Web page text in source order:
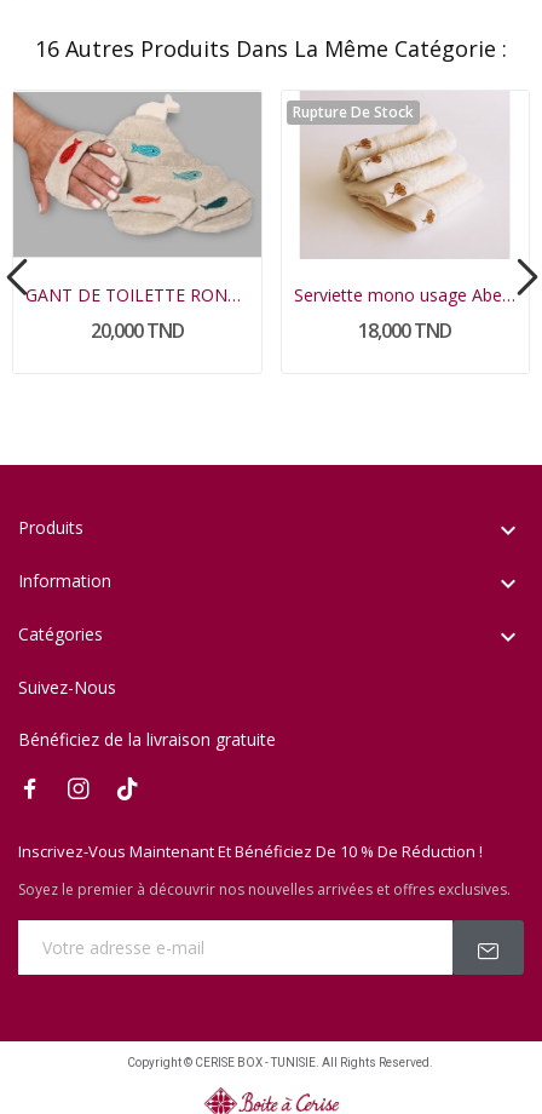
16 Autres Produits Dans La Même Catégorie :
GANT DE TOILETTE ROND HWITET AVEC SAVON
20,000 TND
Rupture De Stock
Serviette mono usage Abeille
18,000 TND
Produits 
Information 
Catégories 
Suivez-Nous
Bénéficiez de la livraison gratuite
Inscrivez-Vous Maintenant Et Bénéficiez De 10 % De Réduction !
Soyez le premier à découvrir nos nouvelles arrivées et offres exclusives.
Copyright © CERISE BOX - TUNISIE. All Rights Reserved.